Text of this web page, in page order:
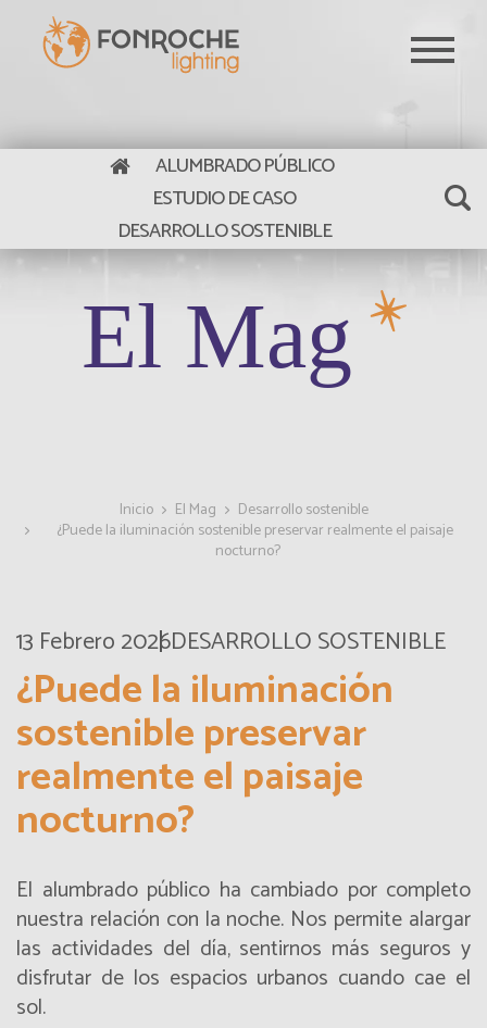
Pasar al contenido principal
El Mag
ALUMBRADO PÚBLICO
ESTUDIO DE CASO
DESARROLLO SOSTENIBLE
Inicio El Mag
Desarrollo sostenible
¿Puede la iluminación sostenible preservar realmente el paisaje
nocturno?
13 Febrero 2026DESARROLLO SOSTENIBLE
¿Puede la iluminación
sostenible preservar
realmente el paisaje
nocturno?
El alumbrado público ha cambiado por completo
nuestra relación con la noche. Nos permite alargar
las actividades del día, sentirnos más seguros y
disfrutar de los espacios urbanos cuando cae el
sol.